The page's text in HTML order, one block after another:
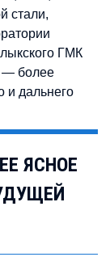
стали,
ГМК
— более
и дальнего
ЯСНОЕ